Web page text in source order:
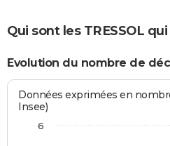
Qui sont les TRESSOL
Evolution du nombre de
Données exprimées en
Insee)
6